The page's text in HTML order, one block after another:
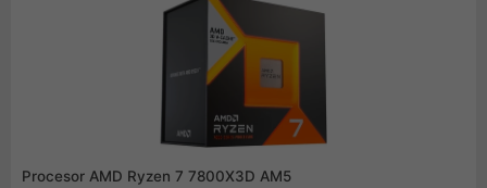
spojrzymy na jego cenę oraz wydajność. Koszt budowy całej
platformy AM4 z procesorem AMD Ryzen 5 5600 jest
naprawdę bardzo opłacalny nawet dla osób z ograniczonym
Procesor AMD Ryzen 7 7800X3D AM5